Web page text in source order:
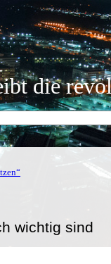
die
wichtig sind